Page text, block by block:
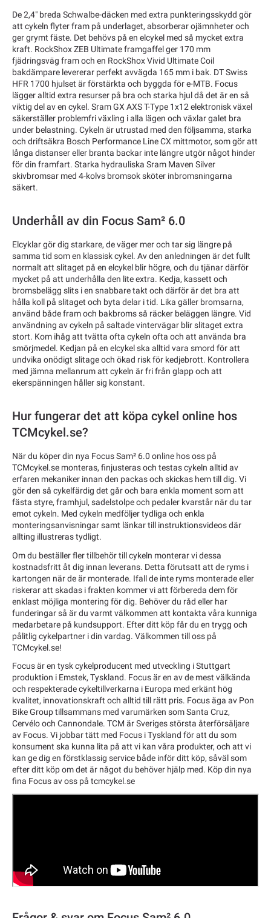
De 2,4" breda Schwalbe-däcken med extra punkteringsskydd gör
att cykeln flyter fram på underlaget, absorberar ojämnheter och
ger grymt fäste. Det behövs på en elcykel med så mycket extra
kraft. RockShox ZEB Ultimate framgaffel ger 170 mm
fjädringsväg fram och en RockShox Vivid Ultimate Coil
bakdämpare levererar perfekt avvägda 165 mm i bak. DT Swiss
HFR 1700 hjulset är förstärkta och byggda för e-MTB. Focus
lägger alltid extra resurser på bra och starka hjul då det är en så
viktig del av en cykel. Sram GX AXS T-Type 1x12 elektronisk växel
säkerställer problemfri växling i alla lägen och växlar galet bra
under belastning. Cykeln är utrustad med den följsamma, starka
och driftsäkra Bosch Performance Line CX mittmotor, som gör att
långa distanser eller branta backar inte längre utgör något hinder
för din framfart. Starka hydrauliska Sram Maven Silver
skivbromsar med 4-kolvs bromsok sköter inbromsningarna
säkert.
Underhåll av din Focus Sam² 6.0
Elcyklar gör dig starkare, de väger mer och tar sig längre på
samma tid som en klassisk cykel. Av den anledningen är det fullt
normalt att slitaget på en elcykel blir högre, och du tjänar därför
mycket på att underhålla den lite extra. Kedja, kassett och
bromsbelägg slits i en snabbare takt och därför är det bra att
hålla koll på slitaget och byta delar i tid. Lika gäller bromsarna,
använd både fram och bakbroms så räcker beläggen längre. Vid
användning av cykeln på saltade vintervägar blir slitaget extra
stort. Kom ihåg att tvätta ofta cykeln ofta och att använda bra
smörjmedel. Kedjan på en elcykel ska alltid vara smord för att
undvika onödigt slitage och ökad risk för kedjebrott. Kontrollera
med jämna mellanrum att cykeln är fri från glapp och att
ekerspänningen håller sig konstant.
Hur fungerar det att köpa cykel online hos
TCMcykel.se?
När du köper din nya Focus Sam² 6.0 online hos oss på
TCMcykel.se monteras, finjusteras och testas cykeln alltid av
erfaren mekaniker innan den packas och skickas hem till dig. Vi
gör den så cykelfärdig det går och bara enkla moment som att
fästa styre, framhjul, sadelstolpe och pedaler kvarstår när du tar
emot cykeln. Med cykeln medföljer tydliga och enkla
monteringsanvisningar samt länkar till instruktionsvideos där
allting illustreras tydligt.
Om du beställer fler tillbehör till cykeln monterar vi dessa
kostnadsfritt åt dig innan leverans. Detta förutsatt att de ryms i
kartongen när de är monterade. Ifall de inte ryms monterade eller
riskerar att skadas i frakten kommer vi att förbereda dem för
enklast möjliga montering för dig. Behöver du råd eller har
funderingar så är du varmt välkommen att kontakta våra kunniga
medarbetare på kundsupport. Efter ditt köp får du en trygg och
pålitlig cykelpartner i din vardag. Välkommen till oss på
TCMcykel.se!
Focus är en tysk cykelproducent med utveckling i Stuttgart
produktion i Emstek, Tyskland. Focus är en av de mest välkända
och respekterade cykeltillverkarna i Europa med erkänt hög
kvalitet, innovationskraft och alltid till rätt pris. Focus äga av Pon
Bike Group tillsammans med varumärken som Santa Cruz,
Cervélo och Cannondale. TCM är Sveriges största återförsäljare
av Focus. Vi jobbar tätt med Focus i Tyskland för att du som
konsument ska kunna lita på att vi kan våra produkter, och att vi
kan ge dig en förstklassig service både inför ditt köp, såväl som
efter ditt köp om det är något du behöver hjälp med. Köp din nya
fina Focus av oss på tcmcykel.se